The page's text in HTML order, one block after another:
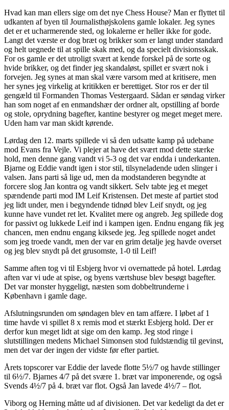
Hvad kan man ellers sige om det nye Chess House? Man er flyttet til
udkanten af byen til Journalisthøjskolens gamle lokaler. Jeg synes
det er et ucharmerende sted, og lokalerne er heller ikke for gode.
Langt det værste er dog bræt og brikker som er langt under standard
og helt uegnede til at spille skak med, og da specielt divisionsskak.
For os gamle er det utroligt svært at kende forskel på de sorte og
hvide brikker, og det finder jeg skandaløst, spillet er svært nok i
forvejen. Jeg synes at man skal være varsom med at kritisere, men
her synes jeg virkelig at kritikken er berettiget. Stor ros er der til
gengæld til Formanden Thomas Vestergaard. Sådan er søndag virker
han som noget af en enmandshær der ordner alt, opstilling af borde
og stole, oprydning bagefter, kantine bestyrer og meget meget mere.
Uden ham var man skidt kørende.
Lørdag den 12. marts spillede vi så den udsatte kamp på udebane
mod Evans fra Vejle. Vi plejer at have det svært mod dette stærke
hold, men denne gang vandt vi 5-3 og det var endda i underkanten.
Bjarne og Eddie vandt igen i stor stil, tilsyneladende uden slinger i
valsen. Jans parti så lige ud, men da modstanderen begyndte at
forcere slog Jan kontra og vandt sikkert. Selv tabte jeg et meget
spændende parti mod IM Leif Kristensen. Det meste af partiet stod
jeg lidt under, men i begyndende tidnød blev Leif snydt, og jeg
kunne have vundet ret let. Kvalitet mere og angreb. Jeg spillede dog
for passivt og lukkede Leif ind i kampen igen. Endnu engang fik jeg
chancen, men endnu engang kiksede jeg. Jeg spillede noget andet
som jeg troede vandt, men der var en grim detalje jeg havde overset
og jeg blev snydt på det grusomste, 1-0 til Leif!
Samme aften tog vi til Esbjerg hvor vi overnattede på hotel. Lørdag
aften var vi ude at spise, og byens værtshuse blev besøgt bagefter.
Det var monster hyggeligt, næsten som dobbeltrunderne i
København i gamle dage.
Afslutningsrunden om søndagen blev en tam affære. I løbet af 1
time havde vi spillet 8 x remis mod et stærkt Esbjerg hold. Der er
derfor kun meget lidt at sige om den kamp. Jeg stod ringe i
slutstillingen medens Michael Simonsen stod fuldstændig til gevinst,
men det var der ingen der vidste før efter partiet.
Årets topscorer var Eddie der lavede flotte 5½/7 og havde stillinger
til 6½/7. Bjarnes 4/7 på det svære 1. bræt var imponerende, og også
Svends 4½/7 på 4. bræt var flot. Også Jan lavede 4½/7 – flot.
Viborg og Herning måtte ud af divisionen. Det var kedeligt da det er